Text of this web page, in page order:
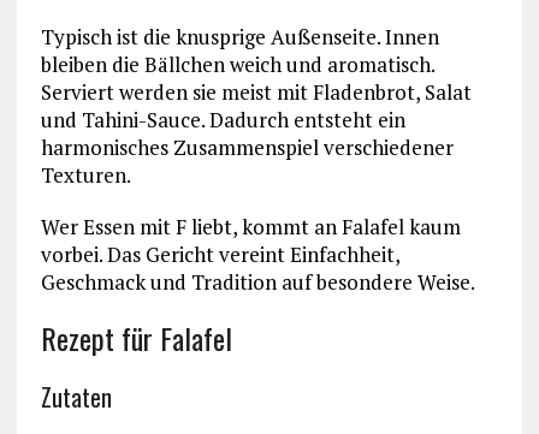
Typisch ist die knusprige Außenseite. Innen
bleiben die Bällchen weich und aromatisch.
Serviert werden sie meist mit Fladenbrot, Salat
und Tahini-Sauce. Dadurch entsteht ein
harmonisches Zusammenspiel verschiedener
Texturen.
Wer Essen mit F liebt, kommt an Falafel kaum
vorbei. Das Gericht vereint Einfachheit,
Geschmack und Tradition auf besondere Weise.
Rezept für Falafel
Zutaten